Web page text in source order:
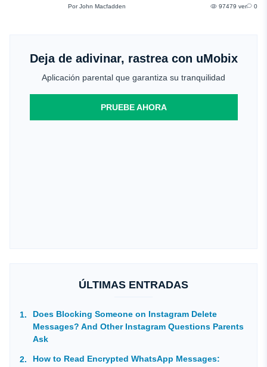
Por John Macfadden 97479 ver 0
Deja de adivinar, rastrea con uMobix
Aplicación parental que garantiza su tranquilidad
PRUEBE AHORA
ÚLTIMAS ENTRADAS
Does Blocking Someone on Instagram Delete
Messages? And Other Instagram Questions Parents
Ask
How to Read Encrypted WhatsApp Messages: